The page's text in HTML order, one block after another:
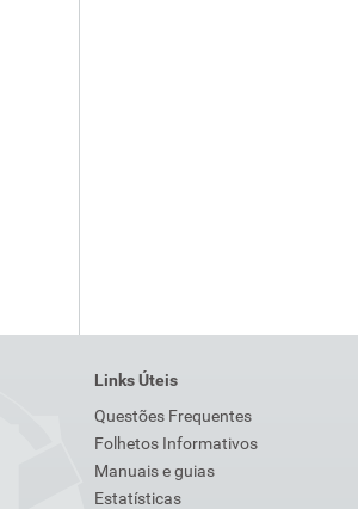
Links Úteis
Questões Frequentes
Folhetos Informativos
Manuais e guias
Estatísticas